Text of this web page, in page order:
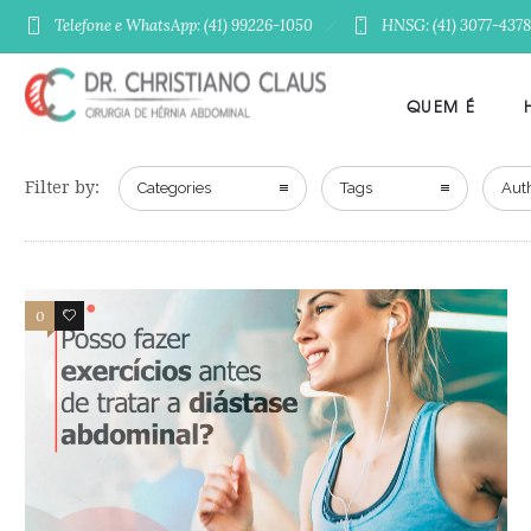
Telefone e WhatsApp: (41) 99226-1050 HNSG: (41) 3077-4378
QUEM É
Filter by: Categories Tags
0 0